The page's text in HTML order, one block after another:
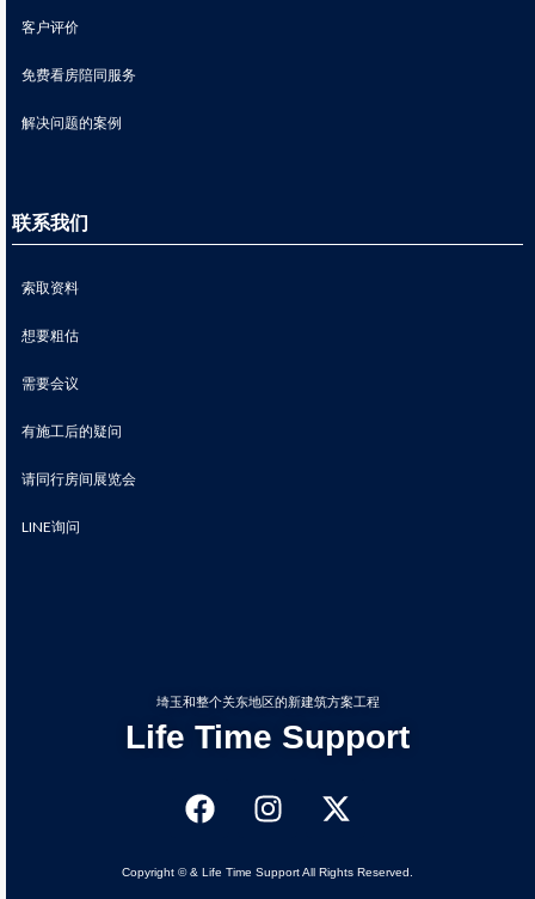
客户评价
免费看房陪同服务
解决问题的案例
联系我们
索取资料
想要粗估
需要会议
有施工后的疑问
请同行房间展览会
LINE询问
埼玉和整个关东地区的新建筑方案工程
Life Time Support
Copyright © & Life Time Support All Rights Reserved.